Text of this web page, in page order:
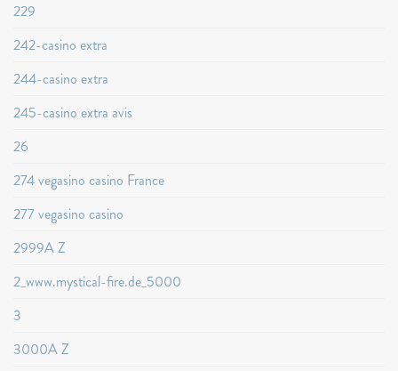
229
242-casino extra
244-casino extra
245-casino extra avis
26
274 vegasino casino France
277 vegasino casino
2999A Z
2_www.mystical-fire.de_5000
3
3000A Z